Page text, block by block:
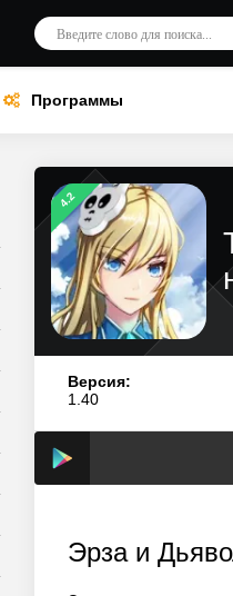
Программы
4.2
Версия:
1.40
Эрза и